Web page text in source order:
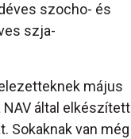
szocho- és
szja-
május
által elkészített
Sokaknak van még